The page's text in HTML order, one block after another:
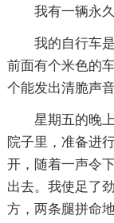
我有一辆永
我的自行车
前面有个米色的
个能发出清脆声
星期五的晚
院子里，准备进
开，随着一声令
出去。我使足了
方，两条腿拼命